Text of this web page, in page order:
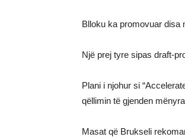
Blloku ka promovuar disa
Një prej tyre sipas draft-
Plani i njohur si
qëllimin të gjenden
Masat që Brukseli